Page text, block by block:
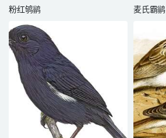
粉红鸲鹟 麦氏霸鹟